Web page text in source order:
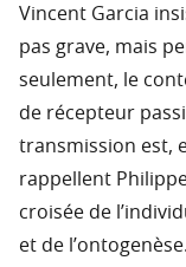
Vincent Garcia
pas grave, mais
seulement, le
de récepteur
transmission est,
rappellent
croisée de
et de